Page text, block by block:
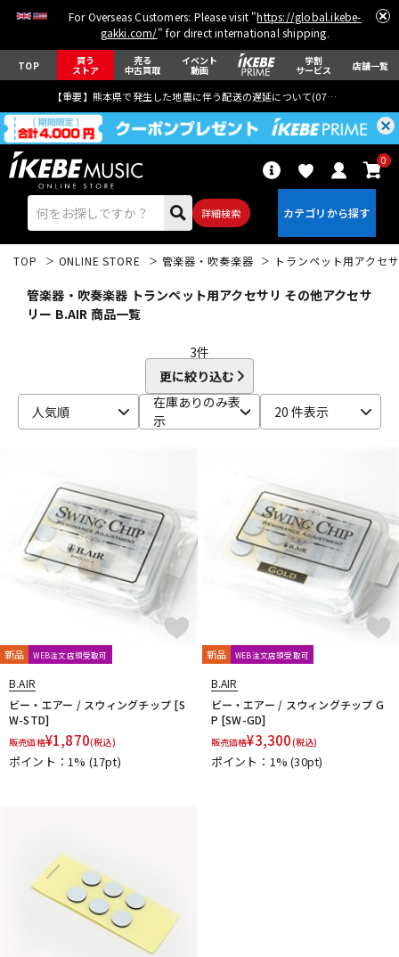
For Overseas Customers: Please visit "https://global.ikebe-
gakki.com/" for direct international shipping.
TOP 買う
ストア
売る
中古買取
イベント
動画
学割
サービス 店舗一覧
【重要】熊本県で発生した地震に伴う配送の遅延について(07月29日
詳細検索
0
ベース ウクレレ
ドラム パーカッション
キーボード 電子ピアノ
DJ機器 DTM
配信/ライブ機器
TOP ONLINE STORE 管楽器・吹奏楽器 トランペット用アクセ
管楽器・吹奏楽器 トランペット用アクセサリ その他アクセサ
リー B.AIR 商品一覧
3件
更に絞り込む
人気順
在庫ありのみ表
示
20 件表示
新品 WEB注文店頭受取可
B.AIR
ビー・エアー / スウィングチップ [S
W-STD]
販売価格¥1,870(税込)
ポイント：1% (17pt)
新品 WEB注文店頭受取可
B.AIR
ビー・エアー / スウィングチップ G
P [SW-GD]
販売価格¥3,300(税込)
ポイント：1%(30pt)